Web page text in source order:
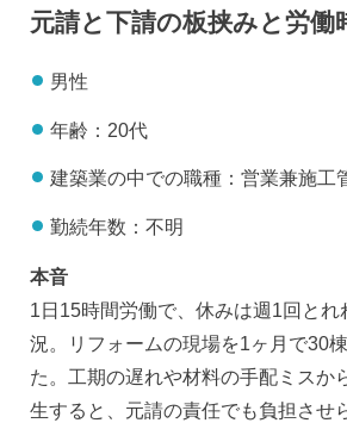
元請と下請の板挟みと労働
男性
年齢：20代
建築業の中での職種：営業兼施工
勤続年数：不明
本音
1日15時間労働で、休みは週1回とれ
況。リフォームの現場を1ヶ月で30
た。工期の遅れや材料の手配ミスか
生すると、元請の責任でも負担させ